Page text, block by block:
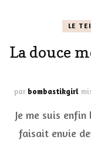
LE
La douce
par bombastikgirl
Je me suis
faisait envie